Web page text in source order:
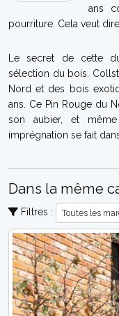
ans
pourriture. Cela veut
Le secret de cette
sélection du bois.
Nord et des bois
ans. Ce Pin Rouge du
son aubier, et
imprégnation se fait
Dans la même
Filtres : Toutes les